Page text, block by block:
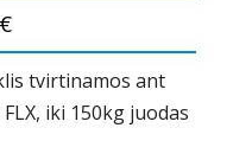
tvirtinamos ant
iki 150kg juodas